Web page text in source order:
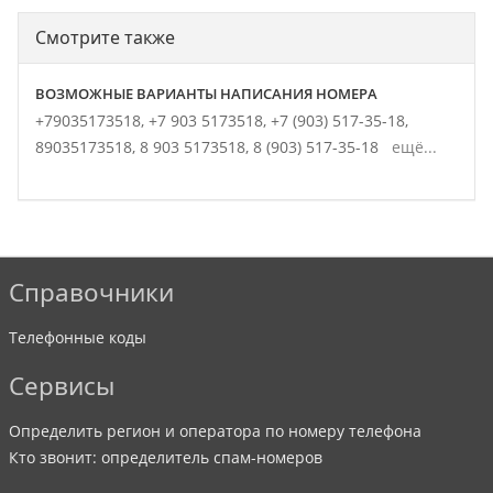
Смотрите также
ВОЗМОЖНЫЕ ВАРИАНТЫ НАПИСАНИЯ НОМЕРА
+79035173518, +7 903 5173518, +7 (903) 517-35-18,
89035173518, 8 903 5173518, 8 (903) 517-35-18 ещё...
Справочники
Телефонные коды
Сервисы
Определить регион и оператора по номеру телефона
Кто звонит: определитель спам-номеров